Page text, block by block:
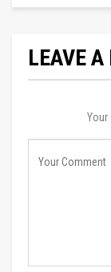
LEAVE A
Your